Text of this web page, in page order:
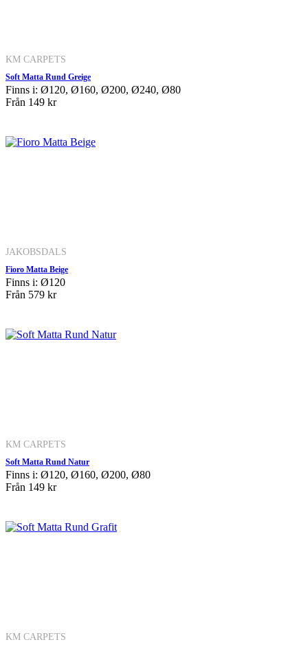
KM CARPETS
Soft Matta Rund Greige
Finns i: Ø120, Ø160, Ø200, Ø240, Ø80
Från 149 kr
JAKOBSDALS
Fioro Matta Beige
Finns i: Ø120
Från 579 kr
KM CARPETS
Soft Matta Rund Natur
Finns i: Ø120, Ø160, Ø200, Ø80
Från 149 kr
KM CARPETS